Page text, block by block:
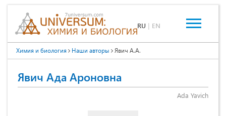
RU | EN
Химия и биология Наши авторы Явич А.А.
Явич Ада Ароновна
Ada Yavich